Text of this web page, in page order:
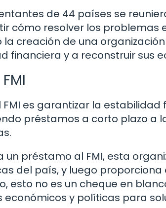
de 44 países se
cómo resolver los problemas
creación de una
financiera y a reconstruir sus
es garantizar la
préstamos a corto plazo a
un préstamo al FMI, esta
del país, y luego
esto no es un cheque en
económicos y políticas para